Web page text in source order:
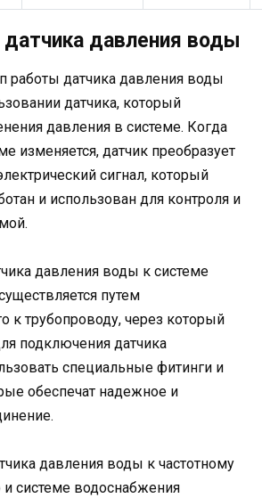
давления воды
работы датчика давления воды
датчика, который
давления в системе. Когда
изменяется, датчик преобразует
сигнал, который
и использован для контроля и
давления воды к системе
путем
к трубопроводу, через который
подключения датчика
специальные фитинги и
обеспечат надежное и
давления воды к частотному
системе водоснабжения